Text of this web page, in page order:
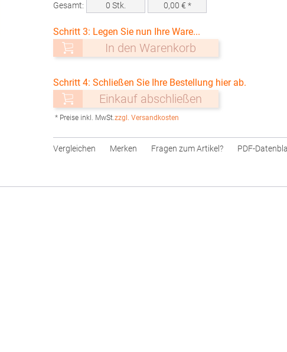
Gesamt: 0 Stk. 0,00 € *
Schritt 3: Legen Sie nun Ihre Ware...
In den Warenkorb
Schritt 4: Schließen Sie Ihre Bestellung hier ab.
Einkauf abschließen
* Preise inkl. MwSt.zzgl. Versandkosten
Vergleichen Merken Fragen zum Artikel? PDF-